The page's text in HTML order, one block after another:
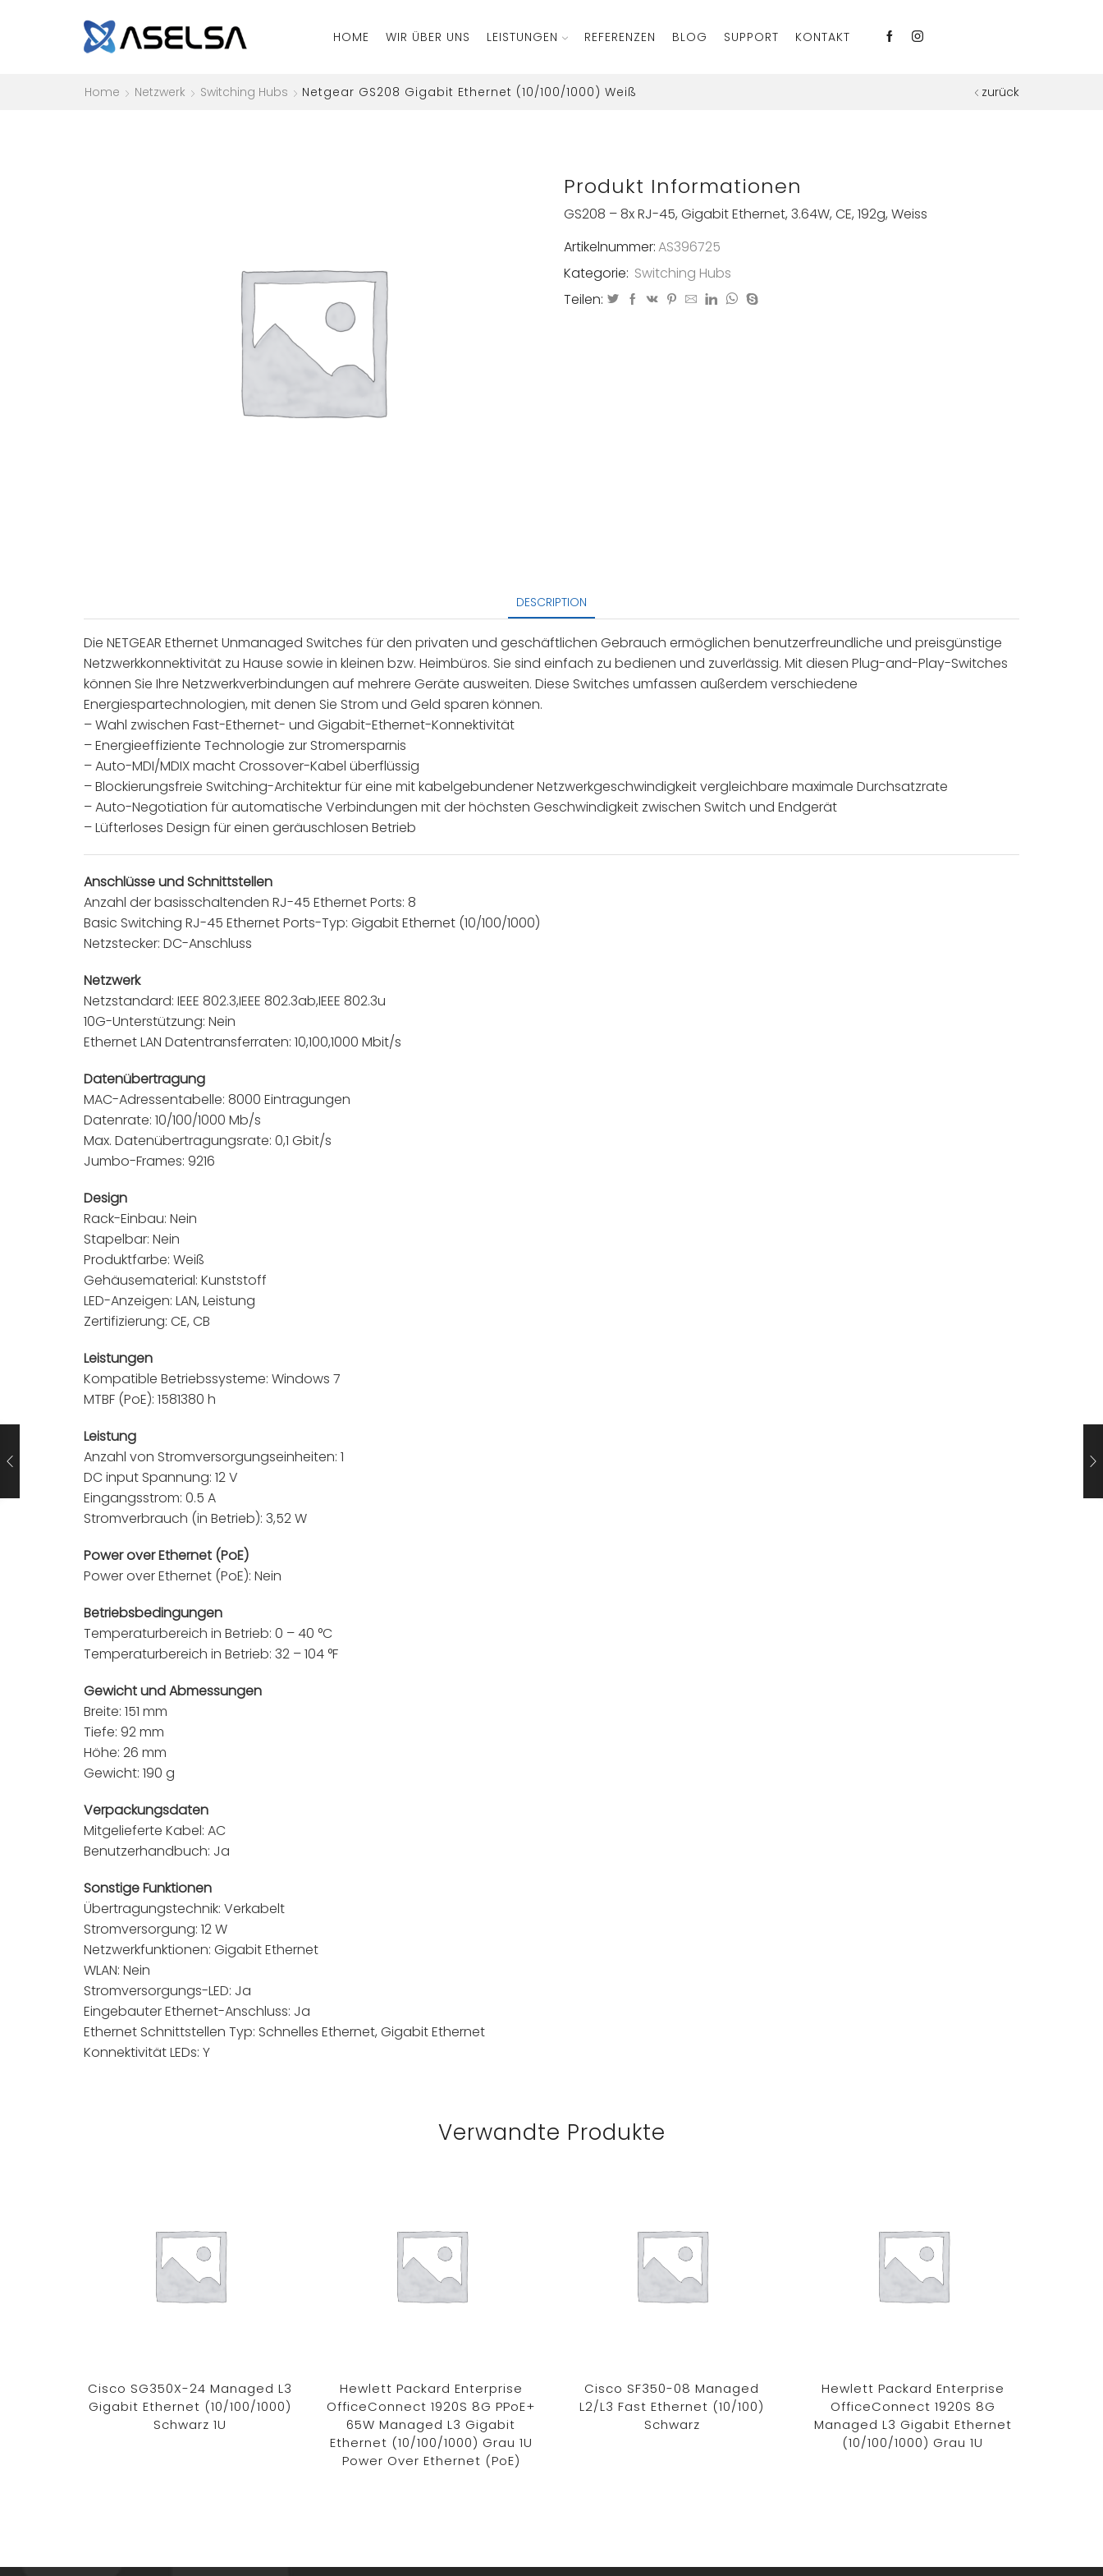
HOME WIR ÜBER UNS LEISTUNGEN REFERENZEN BLOG SUPPORT KONTAKT
Home Netzwerk Switching Hubs Netgear GS208 Gigabit Ethernet (10/100/1000) Weiß zurück
Produkt Informationen
GS208 – 8x RJ-45, Gigabit Ethernet, 3.64W, CE, 192g, Weiss
Artikelnummer:AS396725
Kategorie: Switching Hubs
Teilen:
DESCRIPTION
Die NETGEAR Ethernet Unmanaged Switches für den privaten und geschäftlichen Gebrauch ermöglichen benutzerfreundliche und preisgünstige
Netzwerkkonnektivität zu Hause sowie in kleinen bzw. Heimbüros. Sie sind einfach zu bedienen und zuverlässig. Mit diesen Plug-and-Play-Switches
können Sie Ihre Netzwerkverbindungen auf mehrere Geräte ausweiten. Diese Switches umfassen außerdem verschiedene
Energiespartechnologien, mit denen Sie Strom und Geld sparen können.
– Wahl zwischen Fast-Ethernet- und Gigabit-Ethernet-Konnektivität
– Energieeffiziente Technologie zur Stromersparnis
– Auto-MDI/MDIX macht Crossover-Kabel überflüssig
– Blockierungsfreie Switching-Architektur für eine mit kabelgebundener Netzwerkgeschwindigkeit vergleichbare maximale Durchsatzrate
– Auto-Negotiation für automatische Verbindungen mit der höchsten Geschwindigkeit zwischen Switch und Endgerät
– Lüfterloses Design für einen geräuschlosen Betrieb
Anschlüsse und Schnittstellen
Anzahl der basisschaltenden RJ-45 Ethernet Ports: 8
Basic Switching RJ-45 Ethernet Ports-Typ: Gigabit Ethernet (10/100/1000)
Netzstecker: DC-Anschluss
Netzwerk
Netzstandard: IEEE 802.3,IEEE 802.3ab,IEEE 802.3u
10G-Unterstützung: Nein
Ethernet LAN Datentransferraten: 10,100,1000 Mbit/s
Datenübertragung
MAC-Adressentabelle: 8000 Eintragungen
Datenrate: 10/100/1000 Mb/s
Max. Datenübertragungsrate: 0,1 Gbit/s
Jumbo-Frames: 9216
Design
Rack-Einbau: Nein
Stapelbar: Nein
Produktfarbe: Weiß
Gehäusematerial: Kunststoff
LED-Anzeigen: LAN, Leistung
Zertifizierung: CE, CB
Leistungen
Kompatible Betriebssysteme: Windows 7
MTBF (PoE): 1581380 h
Leistung
Anzahl von Stromversorgungseinheiten: 1
DC input Spannung: 12 V
Eingangsstrom: 0.5 A
Stromverbrauch (in Betrieb): 3,52 W
Power over Ethernet (PoE)
Power over Ethernet (PoE): Nein
Betriebsbedingungen
Temperaturbereich in Betrieb: 0 – 40 °C
Temperaturbereich in Betrieb: 32 – 104 °F
Gewicht und Abmessungen
Breite: 151 mm
Tiefe: 92 mm
Höhe: 26 mm
Gewicht: 190 g
Verpackungsdaten
Mitgelieferte Kabel: AC
Benutzerhandbuch: Ja
Sonstige Funktionen
Übertragungstechnik: Verkabelt
Stromversorgung: 12 W
Netzwerkfunktionen: Gigabit Ethernet
WLAN: Nein
Stromversorgungs-LED: Ja
Eingebauter Ethernet-Anschluss: Ja
Ethernet Schnittstellen Typ: Schnelles Ethernet, Gigabit Ethernet
Konnektivität LEDs: Y
Verwandte Produkte
Cisco SG350X-24 Managed L3
Gigabit Ethernet (10/100/1000)
Schwarz 1U
Hewlett Packard Enterprise
OfficeConnect 1920S 8G PPoE+
65W Managed L3 Gigabit
Ethernet (10/100/1000) Grau 1U
Power Over Ethernet (PoE)
Cisco SF350-08 Managed
L2/L3 Fast Ethernet (10/100)
Schwarz
Hewlett Packard Enterprise
OfficeConnect 1920S 8G
Managed L3 Gigabit Ethernet
(10/100/1000) Grau 1U